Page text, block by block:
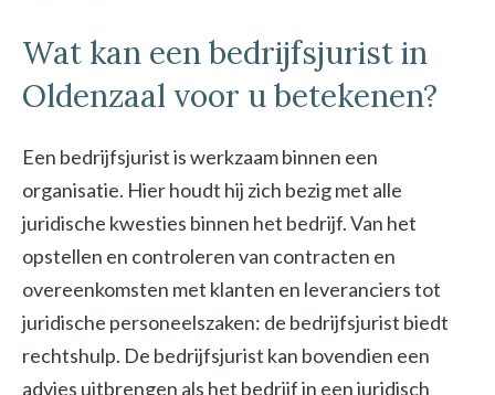
Wat kan een bedrijfsjurist in
Oldenzaal voor u betekenen?
Een bedrijfsjurist is werkzaam binnen een
organisatie. Hier houdt hij zich bezig met alle
juridische kwesties binnen het bedrijf. Van het
opstellen en controleren van contracten en
overeenkomsten met klanten en leveranciers tot
juridische personeelszaken: de bedrijfsjurist biedt
rechtshulp. De bedrijfsjurist kan bovendien een
advies uitbrengen als het bedrijf in een juridisch